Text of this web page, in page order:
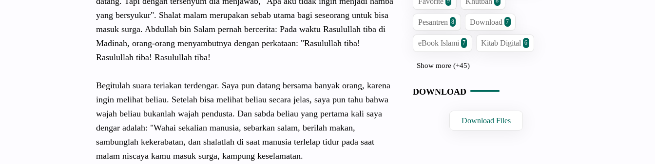
yang bersyukur". Shalat malam merupakan sebab utama bagi seseorang untuk bisa
masuk surga. Abdullah bin Salam pernah bercerita: Pada waktu Rasulullah tiba di
Madinah, orang-orang menyambutnya dengan perkataan: "Rasulullah tiba!
Rasulullah tiba! Rasulullah tiba!
Begitulah suara teriakan terdengar. Saya pun datang bersama banyak orang, karena
ingin melihat beliau. Setelah bisa melihat beliau secara jelas, saya pun tahu bahwa
wajah beliau bukanlah wajah pendusta. Dan sabda beliau yang pertama kali saya
dengar adalah: "Wahai sekalian manusia, sebarkan salam, berilah makan,
sambunglah kekerabatan, dan shalatlah di saat manusia terlelap tidur pada saat
malam niscaya kamu masuk surga, kampung keselamatan.
Pesantren 8 Download 7
eBook Islami 7 Kitab Digital 6
Show more (+45)
DOWNLOAD
Download Files